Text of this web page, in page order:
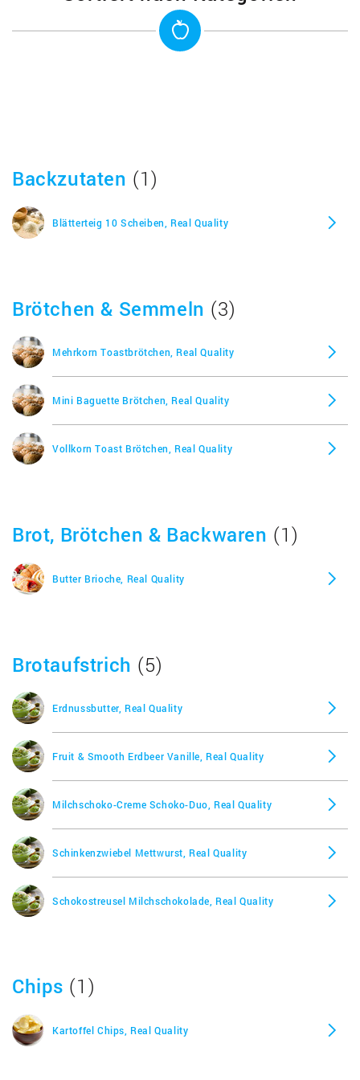
Sockeye Wildlachs, Real Quality
Würstchen fein geräuchert, Real Quality
Backzutaten (1)
Blätterteig 10 Scheiben, Real Quality
Brötchen & Semmeln (3)
Mehrkorn Toastbrötchen, Real Quality
Mini Baguette Brötchen, Real Quality
Vollkorn Toast Brötchen, Real Quality
Brot, Brötchen & Backwaren (1)
Butter Brioche, Real Quality
Brotaufstrich (5)
Erdnussbutter, Real Quality
Fruit & Smooth Erdbeer Vanille, Real Quality
Milchschoko-Creme Schoko-Duo, Real Quality
Schinkenzwiebel Mettwurst, Real Quality
Schokostreusel Milchschokolade, Real Quality
Chips (1)
Kartoffel Chips, Real Quality